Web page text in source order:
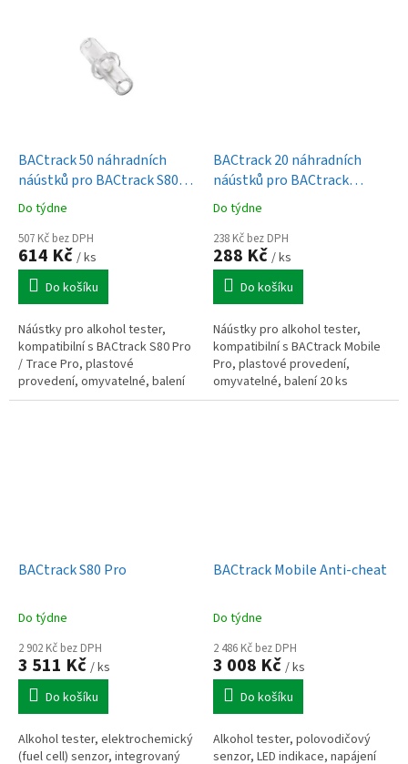
BACtrack 50 náhradních
náústků pro BACtrack S80
Pro, Trace Pro
Do týdne
507 Kč bez DPH
614 Kč / ks
Do košíku
Náústky pro alkohol tester,
kompatibilní s BACtrack S80 Pro
/ Trace Pro, plastové
provedení, omyvatelné, balení
50 ks
BACtrack 20 náhradních
náústků pro BACtrack
Mobile Pro
Do týdne
238 Kč bez DPH
288 Kč / ks
Do košíku
Náústky pro alkohol tester,
kompatibilní s BACtrack Mobile
Pro, plastové provedení,
omyvatelné, balení 20 ks
BACtrack S80 Pro
Do týdne
2 902 Kč bez DPH
3 511 Kč / ks
Do košíku
Alkohol tester, elektrochemický
(fuel cell) senzor, integrovaný
BACtrack Mobile Anti-cheat
Do týdne
2 486 Kč bez DPH
3 008 Kč / ks
Do košíku
Alkohol tester, polovodičový
senzor, LED indikace, napájení